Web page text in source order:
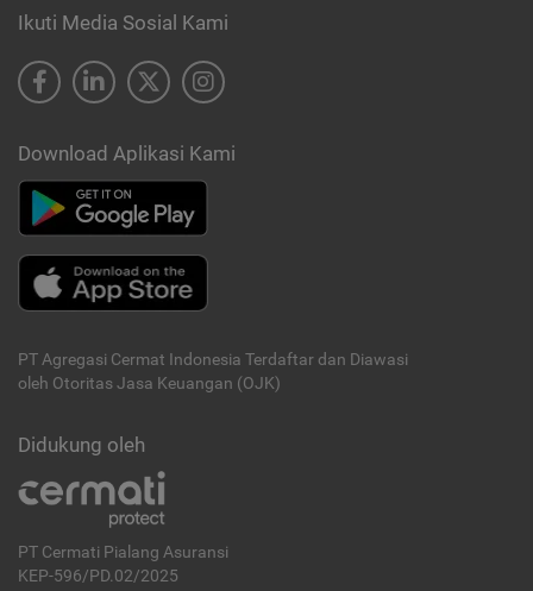
Ikuti Media Sosial Kami
Download Aplikasi Kami
PT Agregasi Cermat Indonesia Terdaftar dan Diawasi
oleh Otoritas Jasa Keuangan (OJK)
Didukung oleh
PT Cermati Pialang Asuransi
KEP-596/PD.02/2025